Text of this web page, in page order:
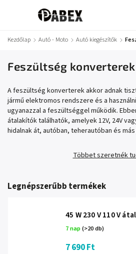
Kezdőlap / Autó - Moto / Autó kiegészítők /
Feszültség konverterek
A feszültség konverterek akkor adnak
jármű elektromos rendszere és a
ugyanazzal a feszültséggel működik.
átalakítók találhatók, amelyek 12V, 24V
hidalnak át, autóban, teherautóban és
Többet szeretnék
Legnépszerűbb termékek
45 W 230 V 110 V
7 nap(>20 db)
7 690 Ft